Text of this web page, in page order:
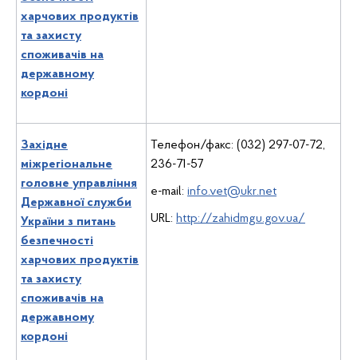
харчових продуктів
та захисту
споживачів на
державному
кордоні
Західне
міжрегіональне
головне управління
Державної служби
України з питань
безпечності
харчових продуктів
та захисту
споживачів на
державному
кордоні
Телефон/факс: (032) 297-07-72,
236-71-57
e-mail: info.vet@ukr.net
URL: http://zahidmgu.gov.ua/